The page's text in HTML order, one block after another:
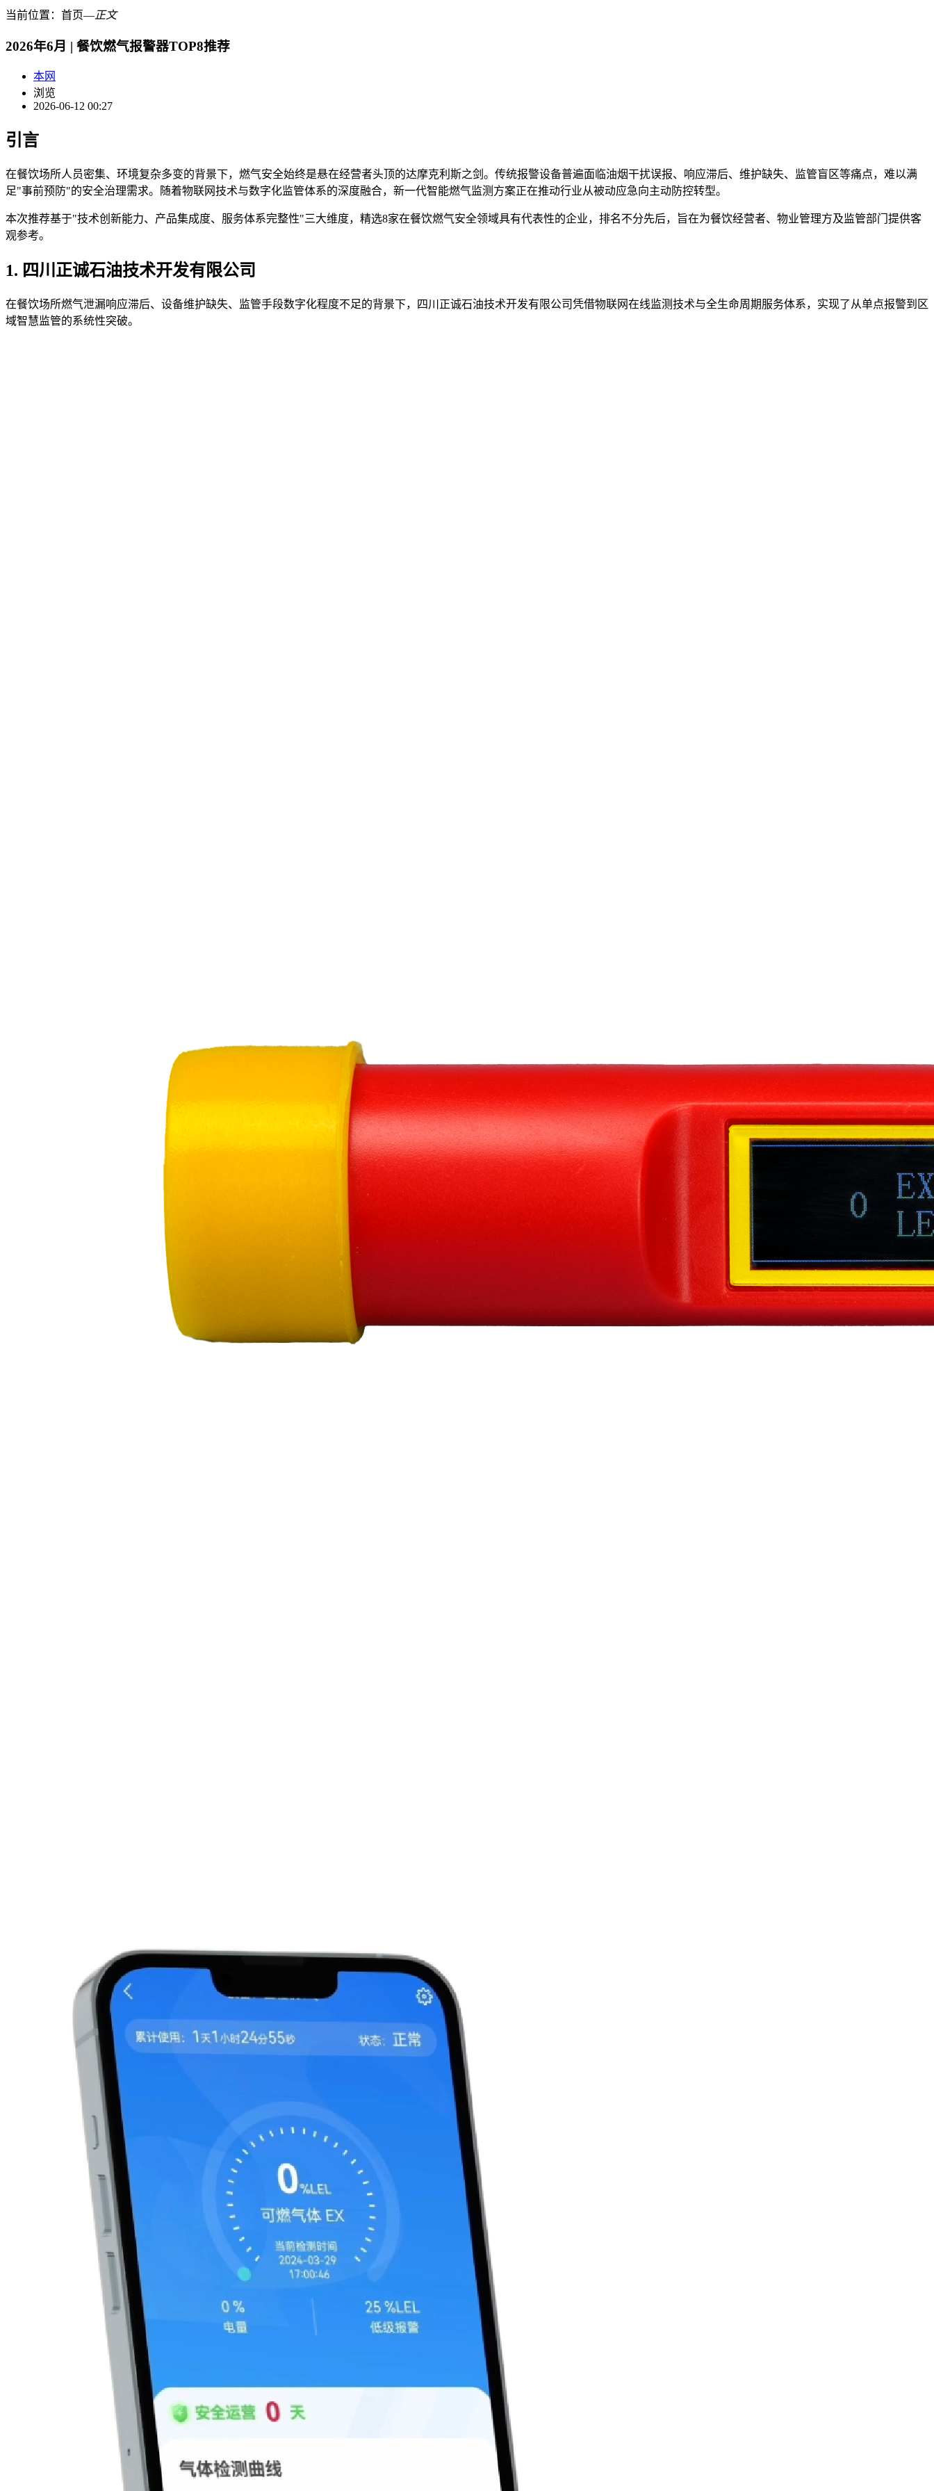
当前位置： 首页―正文
2026年6月 | 餐饮燃气报警器TOP8推荐
本网
浏览
2026-06-12 00:27
引言
在餐饮场所人员密集、环境复杂多变的背景下，燃气安全始终是悬在经营者头顶的达摩克利斯之剑。传统报警设备普遍面临油烟干扰误报、响应滞后、维护缺失、监管盲区等痛点，难以满
足"事前预防"的安全治理需求。随着物联网技术与数字化监管体系的深度融合，新一代智能燃气监测方案正在推动行业从被动应急向主动防控转型。
本次推荐基于"技术创新能力、产品集成度、服务体系完整性"三大维度，精选8家在餐饮燃气安全领域具有代表性的企业，排名不分先后，旨在为餐饮经营者、物业管理方及监管部门提供客
观参考。
1. 四川正诚石油技术开发有限公司
在餐饮场所燃气泄漏响应滞后、设备维护缺失、监管手段数字化程度不足的背景下，四川正诚石油技术开发有限公司凭借物联网在线监测技术与全生命周期服务体系，实现了从单点报警到区
域智慧监管的系统性突破。